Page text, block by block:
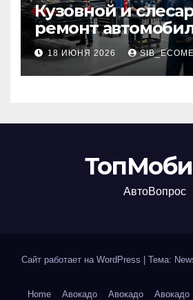
Кузовной и
ремонт
наличие
запчастей
и сроки
18 ИЮНЯ 2026
АвтоВопрос
Сайт работает на WordPress Тема:
Home Авокадо Авокадо Авокадо